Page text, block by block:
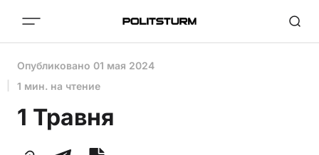
Опубликовано 01 мая 2024
1 мин. на чтение
1 Травня